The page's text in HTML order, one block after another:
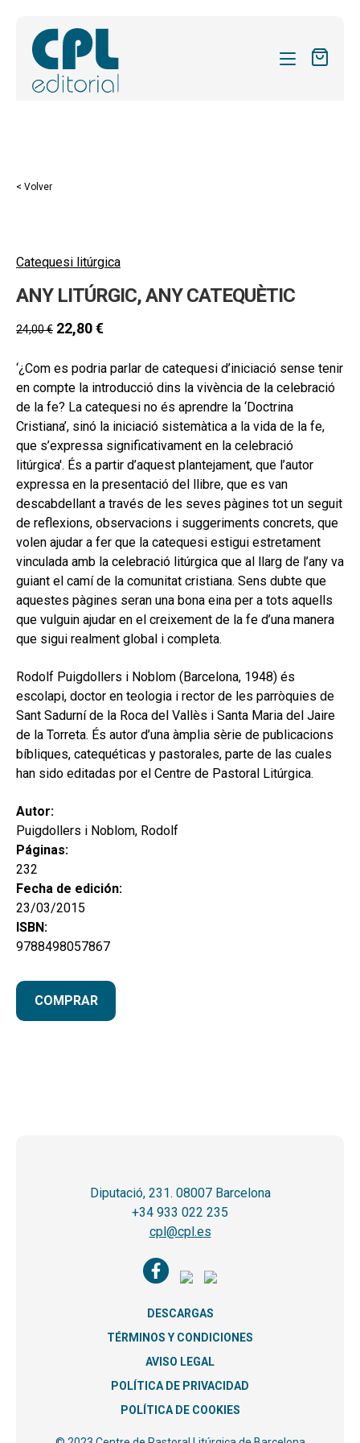
REVISTAS
MI CUENTA
BUSCAR
CAT
ESP
< Volver
Catequesi litúrgica
ANY LITÚRGIC, ANY CATEQUÈTIC
24,00€ 22,80€
‘¿Com es podria parlar de catequesi d’iniciació sense tenir
en compte la introducció dins la vivència de la celebració
de la fe? La catequesi no és aprendre la ‘Doctrina
Cristiana’, sinó la iniciació sistemàtica a la vida de la fe,
que s’expressa significativament en la celebració
litúrgica'. És a partir d’aquest plantejament, que l’autor
expressa en la presentació del llibre, que es van
descabdellant a través de les seves pàgines tot un seguit
de reflexions, observacions i suggeriments concrets, que
volen ajudar a fer que la catequesi estigui estretament
vinculada amb la celebració litúrgica que al llarg de l’any va
guiant el camí de la comunitat cristiana. Sens dubte que
aquestes pàgines seran una bona eina per a tots aquells
que vulguin ajudar en el creixement de la fe d’una manera
que sigui realment global i completa.
Rodolf Puigdollers i Noblom (Barcelona, 1948) és
escolapi, doctor en teologia i rector de les parròquies de
Sant Sadurní de la Roca del Vallès i Santa Maria del Jaire
de la Torreta. És autor d’una àmplia sèrie de publicacions
bíbliques, catequéticas y pastorales, parte de las cuales
han sido editadas por el Centre de Pastoral Litúrgica.
Autor:
Puigdollers i Noblom, Rodolf
Páginas:
232
Fecha de edición:
23/03/2015
ISBN:
9788498057867
COMPRAR
Diputació, 231. 08007 Barcelona
+34 933 022 235
cpl@cpl.es
DESCARGAS
TÉRMINOS Y CONDICIONES
AVISO LEGAL
POLÍTICA DE PRIVACIDAD
POLÍTICA DE COOKIES